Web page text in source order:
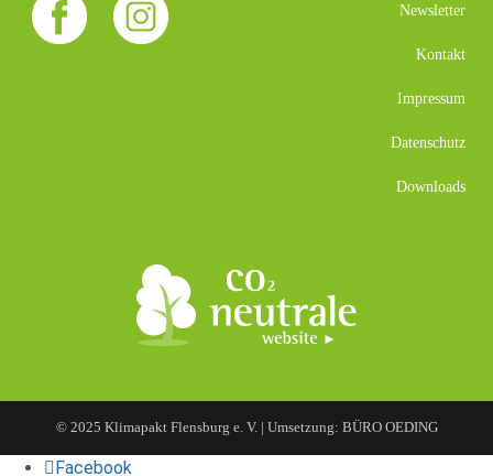
Newsletter
Kontakt
Impressum
Datenschutz
Downloads
© 2025 Klimapakt Flensburg e. V. | Umsetzung: BÜRO OEDING
Facebook